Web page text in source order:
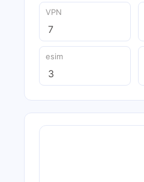
VPN
7
esim
3